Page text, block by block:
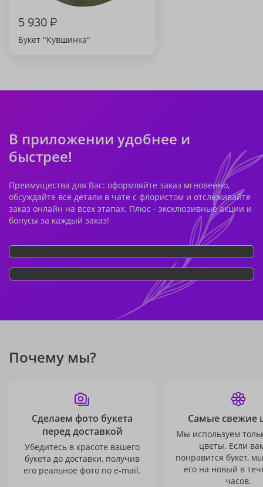
5 930₽
Букет "Кувшинка"
В приложении удобнее и
быстрее!
Преимущества для Вас: оформляйте заказ мгновенно,
обсуждайте все детали в чате с флористом и отслеживайте
заказ онлайн на всех этапах. Плюс - эксклюзивные акции и
бонусы за каждый заказ!
Почему мы?
Сделаем фото букета
перед доставкой
Убедитесь в красоте вашего
букета до доставки, получив
его реальное фото по e-mail.
Самые свежие
Мы используем
цветы. Если
понравится букет,
его на новый в
часов.